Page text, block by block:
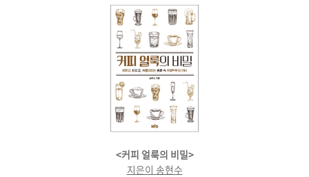
<커피 얼룩의 비밀>
지은이 송현수